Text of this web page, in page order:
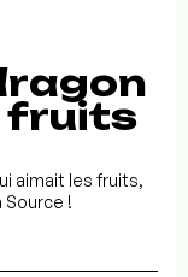
fruits
aimait les fruits,
Source !